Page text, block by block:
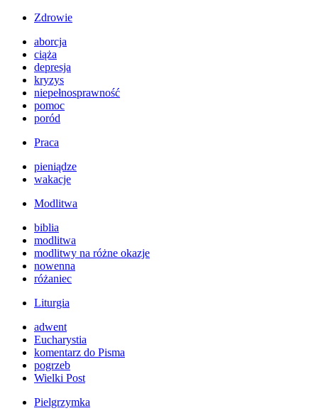
Zdrowie
aborcja
ciąża
depresja
kryzys
niepełnosprawność
pomoc
poród
Praca
pieniądze
wakacje
Modlitwa
biblia
modlitwa
modlitwy na różne okazje
nowenna
różaniec
Liturgia
adwent
Eucharystia
komentarz do Pisma
pogrzeb
Wielki Post
Pielgrzymka